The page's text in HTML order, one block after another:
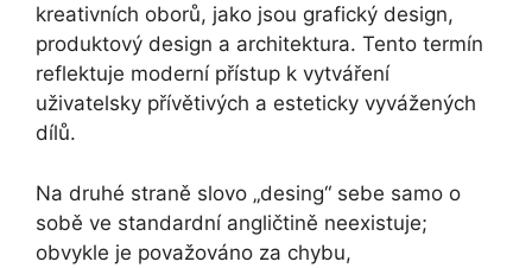
kreativních oborů, jako jsou grafický design,
produktový design a architektura. Tento termín
reflektuje moderní přístup k vytváření
uživatelsky přívětivých a esteticky vyvážených
dílů.
Na druhé straně slovo „desing“ sebe samo o
sobě ve standardní angličtině neexistuje;
obvykle je považováno za chybu,